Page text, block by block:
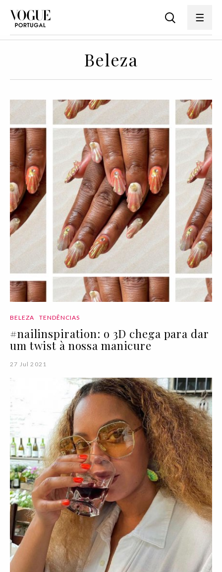
Beleza
BELEZA TENDÊNCIAS
#nailinspiration: o 3D chega para dar
um twist à nossa manicure
27 Jul 2021